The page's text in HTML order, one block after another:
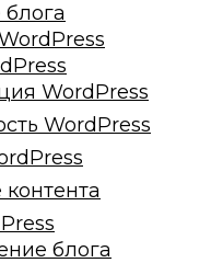
WordPress
WordPress
блога